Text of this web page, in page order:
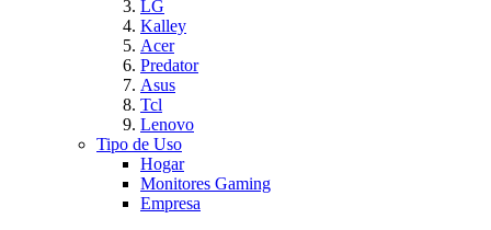
LG
Kalley
Acer
Predator
Asus
Tcl
Lenovo
Tipo de Uso
Hogar
Monitores Gaming
Empresa